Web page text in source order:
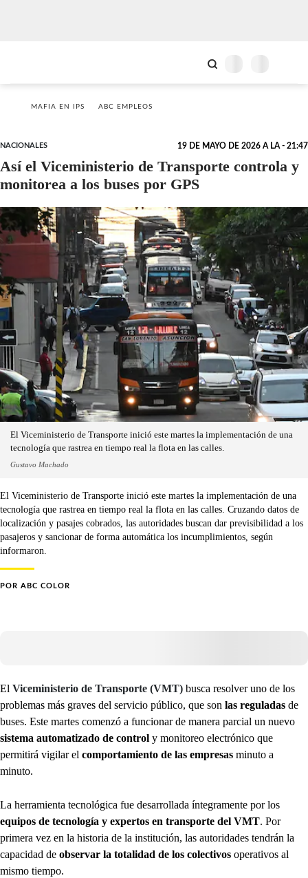
MAFIA EN IPS ABC EMPLEOS
NACIONALES 19 DE MAYO DE 2026 A LA - 21:47
Así el Viceministerio de Transporte controla y
monitorea a los buses por GPS
El Viceministerio de Transporte inició este martes la implementación de una
tecnología que rastrea en tiempo real la flota en las calles.
Gustavo Machado
El Viceministerio de Transporte inició este martes la implementación de una
tecnología que rastrea en tiempo real la flota en las calles. Cruzando datos de
localización y pasajes cobrados, las autoridades buscan dar previsibilidad a los
pasajeros y sancionar de forma automática los incumplimientos, según
informaron.
POR ABC COLOR
El Viceministerio de Transporte (VMT) busca resolver uno de los
problemas más graves del servicio público, que son las reguladas de
buses. Este martes comenzó a funcionar de manera parcial un nuevo
sistema automatizado de control y monitoreo electrónico que
permitirá vigilar el comportamiento de las empresas minuto a
minuto.
La herramienta tecnológica fue desarrollada íntegramente por los
equipos de tecnología y expertos en transporte del VMT. Por
primera vez en la historia de la institución, las autoridades tendrán la
capacidad de observar la totalidad de los colectivos operativos al
mismo tiempo.